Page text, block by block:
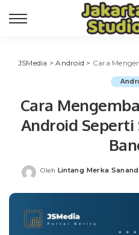
JSMedia >Android > Cara
Cara
Android Seperti
Posted
Oleh Lintang Merka